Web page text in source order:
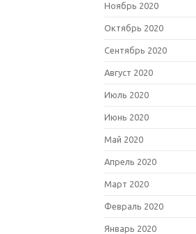
Ноябрь 2020
Октябрь 2020
Сентябрь 2020
Август 2020
Июль 2020
Июнь 2020
Май 2020
Апрель 2020
Март 2020
Февраль 2020
Январь 2020